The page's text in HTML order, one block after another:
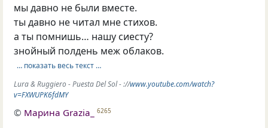
мы давно не были вместе.
ты давно не читал мне стихов.
а ты помнишь… нашу сиесту?
знойный полдень меж облаков.
… показать весь текст …
Lura & Ruggiero - Puesta Del Sol - ://www.youtube.com/watch?
v=FXWUPK6fdMY
© Марина Grazia_ 6265